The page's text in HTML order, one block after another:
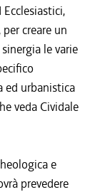
creare un
le varie
ed urbanistica
veda Cividale
e
prevedere